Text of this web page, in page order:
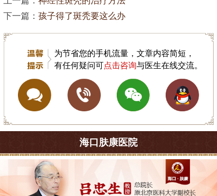
下一篇： 孩子得了斑秃要这么办
为节省您的手机流量，文章内容简短，
有任何疑问可点击咨询与医生在线交流。
海口肤康医院